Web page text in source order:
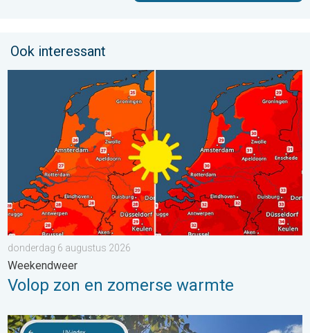
Ook interessant
Volop zon en zomerse warmte. Weekendweer. . . donderdag
donderdag 6 augustus 2026
Weekendweer
Volop zon en zomerse warmte
Zonkracht blijft hoog. Ondanks aangename lucht. . . zaterdag